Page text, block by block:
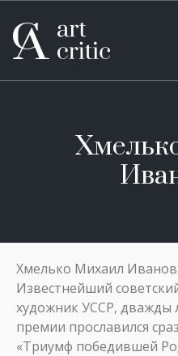
Хмелько Михаил
Известнейший
художник УССР, дважды
премии прославился
«Триумф победившей